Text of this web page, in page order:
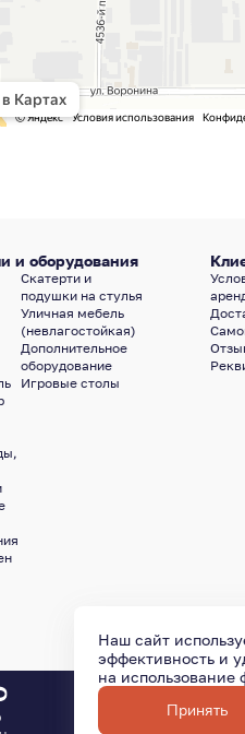
Наш сайт
эффективность и
на использование
Принять
и оборудования
Скатерти и
подушки на стулья
Уличная мебель
(невлагостойкая)
Дополнительное
оборудование
Игровые столы
Политика